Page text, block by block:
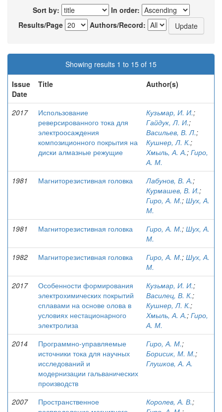
Sort by:
In order:
Results/Page
Authors/Record:
Showing results 1 to 15 of 15
Issue
Date
Title Author(s)
2017
Использование
реверсированного тока для
электроосаждения
композиционного покрытия на
диски алмазные режущие
Кузьмар, И. И.;
Гайдук, Л. И.;
Васильев, В. Л.;
Кушнер, Л. К.;
Хмыль, А. А.; Гиро,
А. М.
1981
Магниторезистивная головка Лабунов, В. А.;
Курмашев, В. И.;
Гиро, А. М.; Шух, А.
М.
1981
Магниторезистивная головка Гиро, А. М.; Шух, А.
М.
1982
Магниторезистивная головка Гиро, А. М.; Шух, А.
М.
2017
Особенности формирования
электрохимических покрытий
сплавами на основе олова в
условиях нестационарного
электролиза
Кузьмар, И. И.;
Василец, В. К.;
Кушнер, Л. К.;
Хмыль, А. А.; Гиро,
А. М.
2014
Программно-управляемые
источники тока для научных
исследований и
модернизации гальванических
производств
Гиро, А. М.;
Борисик, М. М.;
Глушков, А. А.
2007
Пространственное
Королев, А. В.;